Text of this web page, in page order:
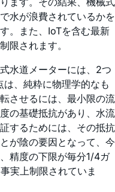
水が浪費されているかを
。また、IoTを含む最新
限されます。
水道メーターには、2つ
、純粋に物理学的なも
させるには、最小限の流
の基礎抵抗があり、水流
するためには、その抵抗
が陰の要因となって、今
精度の下限が毎分1/4ガ
実上制限されていま